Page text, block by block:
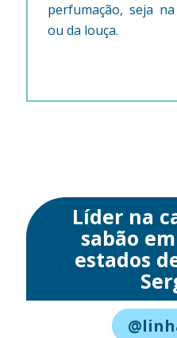
perfumação, seja
ou da louça.
Líder na
sabão
estados